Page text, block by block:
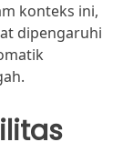
konteks ini,
dipengaruhi